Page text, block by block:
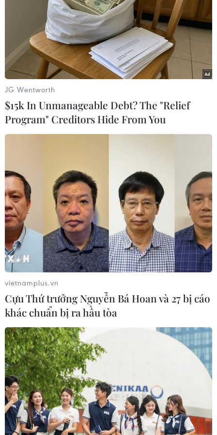
Học sinh dự tuyển lớp 10 trường công lập
Sở Giáo dục và Đào tạo Hà Nội cho phép những học
sinh thuộc vùng giáp ranh giữa các khu vực tuyển sinh
hoặc có chỗ ở thực tế khác với nơi thường trú được
phép đổi khu vực tuyển sinh.
Hiệu trưởng “cân não" khi học sinh lớp 10
muốn chọn lại môn
11/04/2023 09:12
JG Wentworth
$15k In Unmanageable Debt? The "Relief
Program" Creditors Hide From You
vietnamplus.vn
Cựu Thứ trưởng Nguyễn Bá Hoan và 27 bị cáo
khác chuẩn bị ra hầu tòa